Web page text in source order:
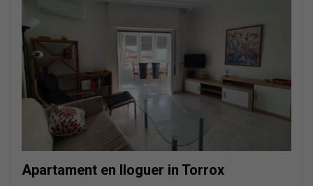
Apartament en lloguer in Torrox